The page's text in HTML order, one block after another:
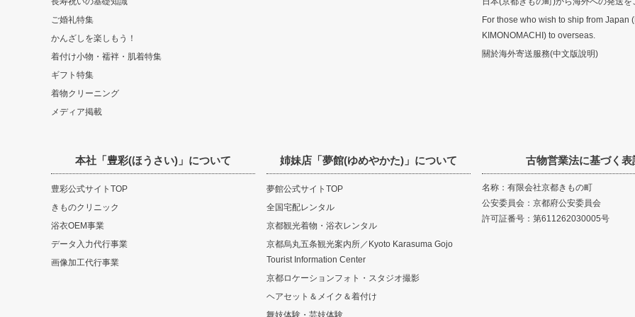
ご婚礼特集
かんざしを楽しもう！
着付け小物・襦袢・肌着特集
ギフト特集
着物クリーニング
メディア掲載
For those who wish to ship from Japan
KIMONOMACHI) to overseas.
關於海外寄送服務(中文版說明)
本社「豊彩(ほうさい)」について
豊彩公式サイトTOP
きものクリニック
浴衣OEM事業
データ入力代行事業
画像加工代行事業
姉妹店「夢館(ゆめやかた)」について
夢館公式サイトTOP
全国宅配レンタル
京都観光着物・浴衣レンタル
京都烏丸五条観光案内所／Kyoto Karasuma Gojo
Tourist Information Center
京都ロケーションフォト・スタジオ撮影
ヘアセット＆メイク＆着付け
舞妓体験・芸妓体験
古物営業法に基づく表
名称：有限会社京都きもの町
公安委員会：京都府公安委員会
許可証番号：第611262030005号